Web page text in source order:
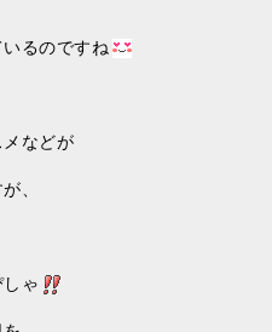
るのですね
などが
、
ゃ